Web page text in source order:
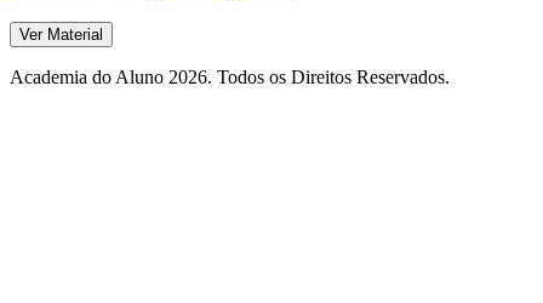
Ver Material
Academia do Aluno 2026. Todos os Direitos Reservados.